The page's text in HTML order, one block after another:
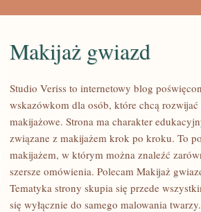
MAKIJAŻ
GWIAZD
Makijaż gwiazd
Studio Veriss to internetowy blog
wskazówkom dla osób, które chcą
makijażowe. Strona ma charakter
związane z makijażem krok po kroku. To
makijażem, w którym można znaleźć
szersze omówienia. Polecam Makijaż
Tematyka strony skupia się przede
się wyłącznie do samego malowania